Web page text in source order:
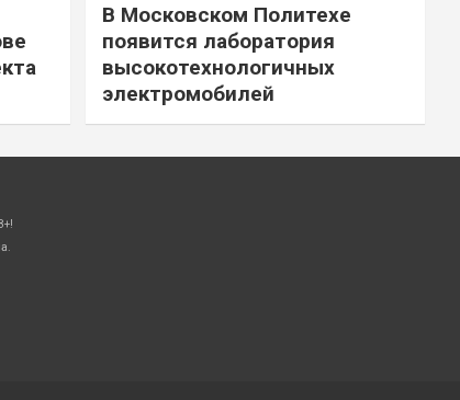
В Московском Политехе
появится лаборатория
высокотехнологичных
электромобилей